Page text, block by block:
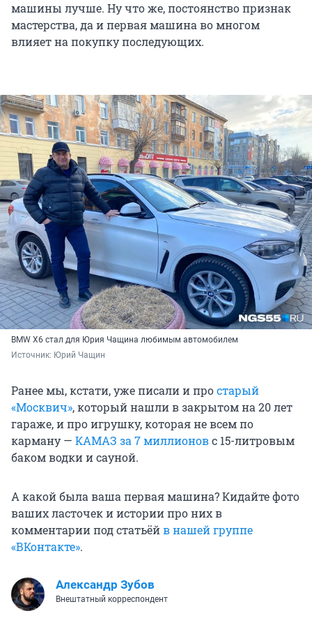
машины лучше. Ну что же, постоянство признак
мастерства, да и первая машина во многом
влияет на покупку последующих.
BMW Х6 стал для Юрия Чащина любимым автомобилем
Источник: Юрий Чащин
Ранее мы, кстати, уже писали и простарый
«Москвич», который нашли в закрытом на 20 лет
гараже, и про игрушку, которая не всем по
карману — КАМАЗ за 7 миллионовс 15-литровым
баком водки и сауной.
А какой была ваша первая машина? Кидайте фото
ваших ласточек и истории про них в
комментарии под статьёйв нашей группе
«ВКонтакте».
Александр Зубов
Внештатный корреспондент